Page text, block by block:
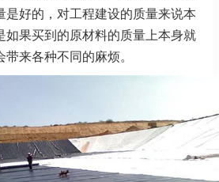
是好的，对工程建设的质量来说本
如果买到的原材料的质量上本身就
来各种不同的麻烦。